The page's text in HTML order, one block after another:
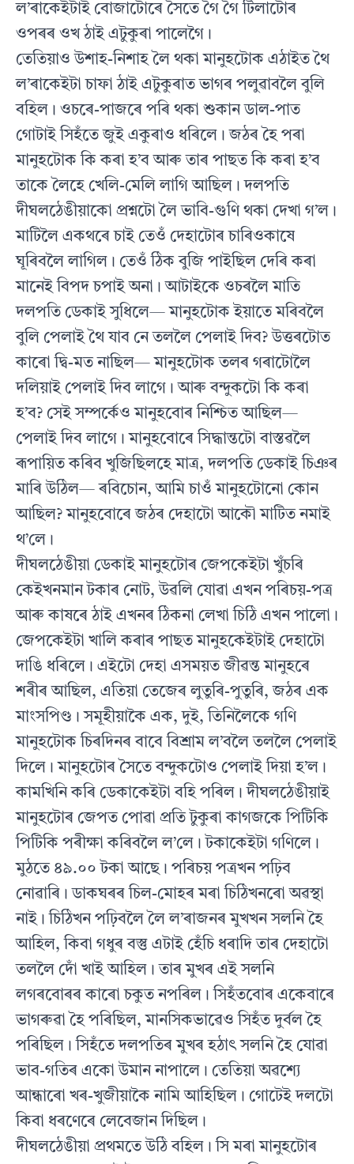
ল’ৰাকেইটাই বোজাটোৰে সৈতে গৈ গৈ টিলাটোৰ
ওপৰৰ ওখ ঠাই এটুকুৰা পালেগৈ।
তেতিয়াও উশাহ-নিশাহ লৈ থকা মানুহটোক এঠাইত থৈ
ল’ৰাকেইটা চাফা ঠাই এটুকুৰাত ভাগৰ পলুৱাবলৈ বুলি
বহিল। ওচৰে-পাজৰে পৰি থকা শুকান ডাল-পাত
গোটাই সিহঁতে জুই একুৰাও ধৰিলে। জঠৰ হৈ পৰা
মানুহটোক কি কৰা হ’ব আৰু তাৰ পাছত কি কৰা হ’ব
তাকে লৈহে খেলি-মেলি লাগি আছিল। দলপতি
দীঘলঠেঙীয়াকো প্ৰশ্নটো লৈ ভাবি-গুণি থকা দেখা গ’ল।
মাটিলৈ একথৰে চাই তেওঁ দেহাটোৰ চাৰিওকাষে
ঘূৰিবলৈ লাগিল। তেওঁ ঠিক বুজি পাইছিল দেৰি কৰা
মানেই বিপদ চপাই অনা। আটাইকে ওচৰলৈ মাতি
দলপতি ডেকাই সুধিলে— মানুহটোক ইয়াতে মৰিবলৈ
বুলি পেলাই থৈ যাব নে তললৈ পেলাই দিব? উত্তৰটোত
কাৰো দ্বি-মত নাছিল— মানুহটোক তলৰ গৰাটোলৈ
দলিয়াই পেলাই দিব লাগে। আৰু বন্দুকটো কি কৰা
হ’ব? সেই সম্পৰ্কেও মানুহবোৰ নিশ্চিত আছিল—
পেলাই দিব লাগে। মানুহবোৰে সিদ্ধান্তটো বাস্তৱলৈ
ৰূপায়িত কৰিব খুজিছিলহে মাত্ৰ, দলপতি ডেকাই চিঞৰ
মাৰি উঠিল— ৰবিচোন, আমি চাওঁ মানুহটোনো কোন
আছিল? মানুহবোৰে জঠৰ দেহাটো আকৌ মাটিত নমাই
থ’লে।
দীঘলঠেঙীয়া ডেকাই মানুহটোৰ জেপকেইটা খুঁচৰি
কেইখনমান টকাৰ নোট, উৱলি যোৱা এখন পৰিচয়-পত্ৰ
আৰু কাষৰে ঠাই এখনৰ ঠিকনা লেখা চিঠি এখন পালো।
জেপকেইটা খালি কৰাৰ পাছত মানুহকেইটাই দেহাটো
দাঙি ধৰিলে। এইটো দেহা এসময়ত জীৱন্ত মানুহৰে
শৰীৰ আছিল, এতিয়া তেজেৰ লুতুৰি-পুতুৰি, জঠৰ এক
মাংসপিণ্ড। সমূহীয়াকৈ এক, দুই, তিনিলৈকে গণি
মানুহটোক চিৰদিনৰ বাবে বিশ্ৰাম ল’বলৈ তললৈ পেলাই
দিলে। মানুহটোৰ সৈতে বন্দুকটোও পেলাই দিয়া হ’ল।
কামখিনি কৰি ডেকাকেইটা বহি পৰিল। দীঘলঠেঙীয়াই
মানুহটোৰ জেপত পোৱা প্ৰতি টুকুৰা কাগজকে পিটিকি
পিটিকি পৰীক্ষা কৰিবলৈ ল’লে। টকাকেইটা গণিলে।
মুঠতে ৪৯.০০ টকা আছে। পৰিচয় পত্ৰখন পঢ়িব
নোৱাৰি। ডাকঘৰৰ চিল-মোহৰ মৰা চিঠিখনৰো অৱস্থা
নাই। চিঠিখন পঢ়িবলৈ লৈ ল’ৰাজনৰ মুখখন সলনি হৈ
আহিল, কিবা গধুৰ বস্তু এটাই হেঁচি ধৰাদি তাৰ দেহাটো
তললৈ দোঁ খাই আহিল। তাৰ মুখৰ এই সলনি
লগৰবোৰৰ কাৰো চকুত নপৰিল। সিহঁতবোৰ একেবাৰে
ভাগৰুৱা হৈ পৰিছিল, মানসিকভাৱেও সিহঁত দুৰ্বল হৈ
পৰিছিল। সিহঁতে দলপতিৰ মুখৰ হঠাৎ সলনি হৈ যোৱা
ভাব-গতিৰ একো উমান নাপালে। তেতিয়া অৱশ্যে
আন্ধাৰো খৰ-খুজীয়াকৈ নামি আহিছিল। গোটেই দলটো
কিবা ধৰণেৰে লেবেজান দিছিল।
দীঘলঠেঙীয়া প্ৰথমতে উঠি বহিল। সি মৰা মানুহটোৰ